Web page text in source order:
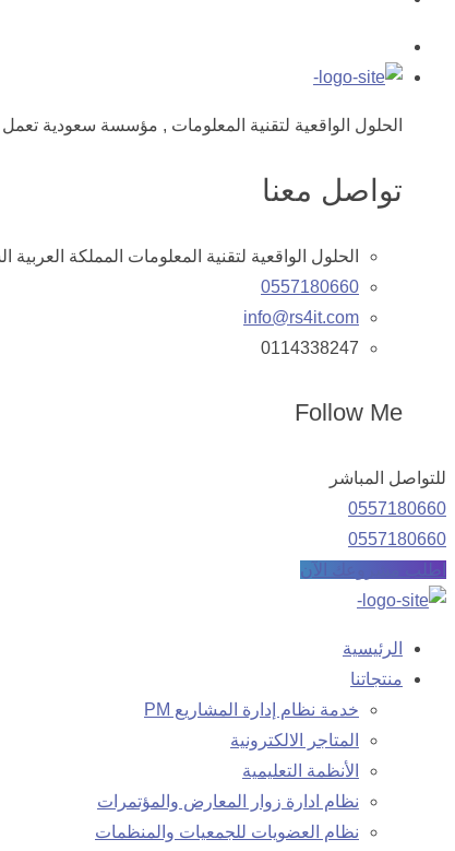
الحلول الواقعية لتقنية المعلومات , مؤسسة سعودية
تواصل معنا
الحلول الواقعية لتقنية المعلومات المملكة العربية
0557180660
info@rs4it.com
0114338247
Follow Me
للتواصل المباشر
0557180660
0557180660
اطلب مشروعك الآن
الرئيسية
منتجاتنا
خدمة نظام إدارة المشاريع PM
المتاجر الالكترونية
الأنظمة التعليمية
نظام ادارة زوار المعارض والمؤتمرات
نظام العضويات للجمعيات والمنظمات